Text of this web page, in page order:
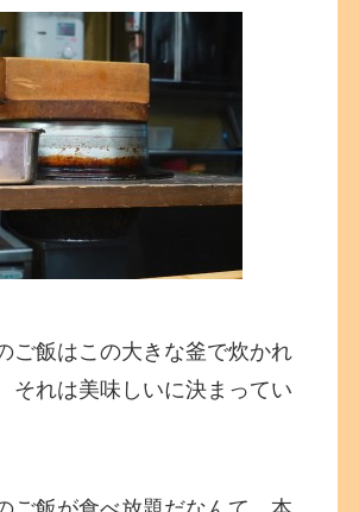
ご飯はこの大きな釜で炊かれ
それは美味しいに決まってい